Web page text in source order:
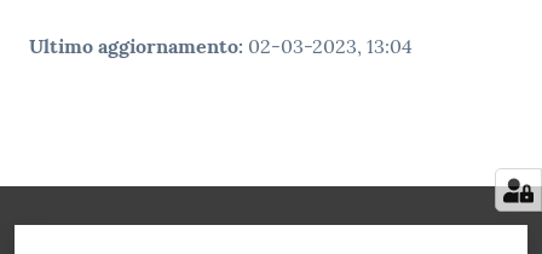
Ultimo aggiornamento: 02-03-2023, 13:04